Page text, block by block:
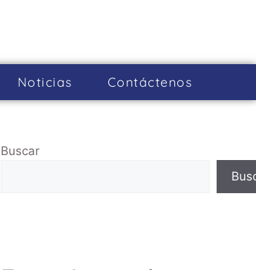
Noticias Cont­áctenos
Buscar